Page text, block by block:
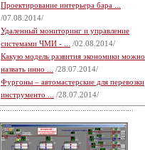
Проектирование интерьера бара ...
/07.08.2014/
Удаленный мониторинг и управление
системами ЧМИ - ...
/02.08.2014/
Какую модель развития экономики можно
назвать инно ...
/28.07.2014/
Фургоны – автомастерские для перевозки
инструменто ...
/28.07.2014/